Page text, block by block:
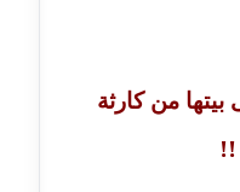
من كارثة
!!